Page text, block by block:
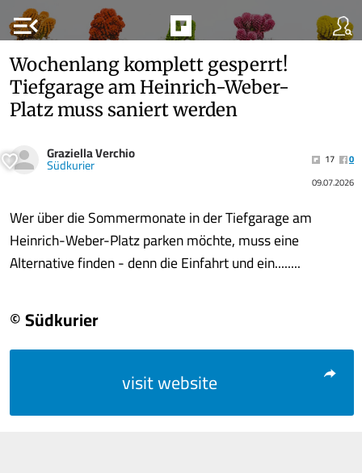
menu_open
Wochenlang komplett gesperrt!
Tiefgarage am Heinrich-Weber-
Platz muss saniert werden
Graziella Verchio
Südkurier 17
0
09.07.2026
Wer über die Sommermonate in der Tiefgarage am
Heinrich-Weber-Platz parken möchte, muss eine
Alternative finden - denn die Einfahrt und ein........
© Südkurier
visit website